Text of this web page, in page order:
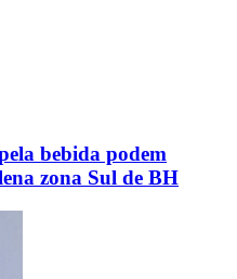
bebida podem
zona Sul de BH